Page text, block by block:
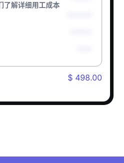
了解详细用工成本
$ 498.00